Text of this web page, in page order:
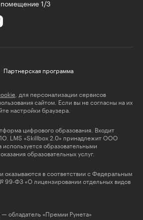
1/3
Партнерская программа
, для персонализации сервисов
сайтом. Если вы не согласны на их
настройки браузера.
цифрового образования. Входит
LMS «Skillbox 2.0» принадлежит ООО
образовательными
образовательных услуг.
оказываются в соответствии с Федеральным
99-ФЗ «О лицензировании отдельных видов
— обладатель «Премии Рунета»